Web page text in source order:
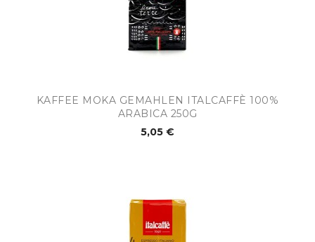
KAFFEE MOKA GEMAHLEN ITALCAFFÈ 100%
ARABICA 250G
5,05 €